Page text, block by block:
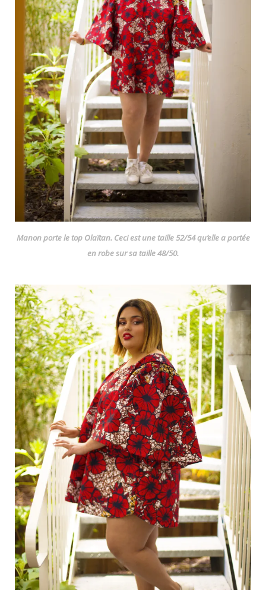
Manon porte le top Olaïtan. Ceci est une taille 52/54 qu’elle a portée
en robe sur sa taille 48/50.